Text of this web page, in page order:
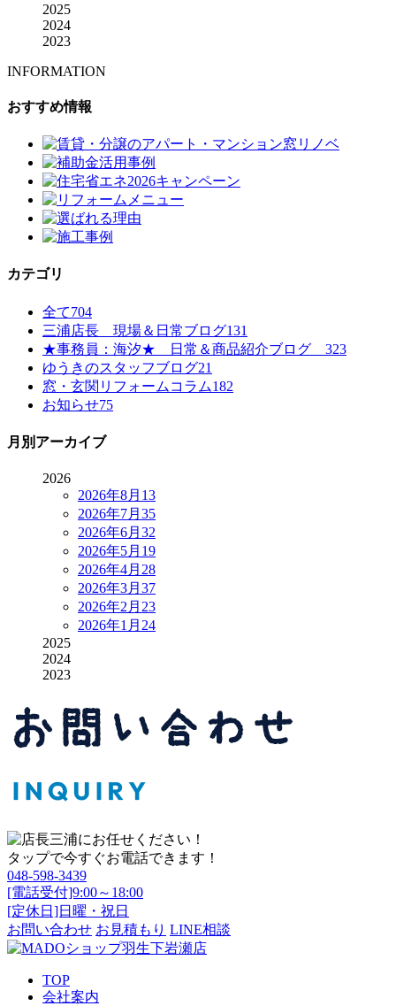
2025
2024
2023
INFORMATION
おすすめ情報
カテゴリ
全て704
三浦店長 現場＆日常ブログ131
★事務員：海汐★ 日常＆商品紹介ブログ 323
ゆうきのスタッフブログ21
窓・玄関リフォームコラム182
お知らせ75
月別アーカイブ
2026
2026年8月 13
2026年7月 35
2026年6月 32
2026年5月 19
2026年4月 28
2026年3月 37
2026年2月 23
2026年1月 24
2025
2024
2023
タップで今すぐお電話できます！
048-598-3439
[電話受付]9:00～18:00
[定休日]日曜・祝日
お問い合わせ お見積もり LINE相談
TOP
会社案内